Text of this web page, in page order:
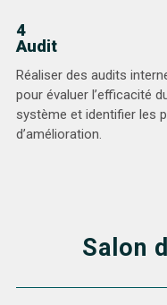
4
Audit
Réaliser des audits
pour évaluer l’efficacité
système et identifier les
d’amélioration.
Salon